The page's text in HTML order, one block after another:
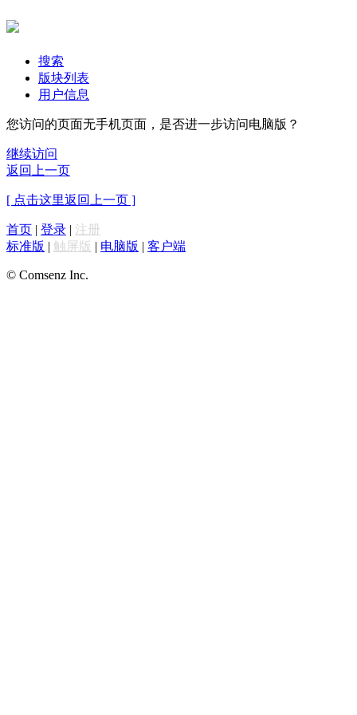
搜索
版块列表
用户信息
您访问的页面无手机页面，是否进一步访问电脑版？
继续访问
返回上一页
[ 点击这里返回上一页 ]
首页 | 登录 | 注册
标准版 | 触屏版 | 电脑版 | 客户端
© Comsenz Inc.